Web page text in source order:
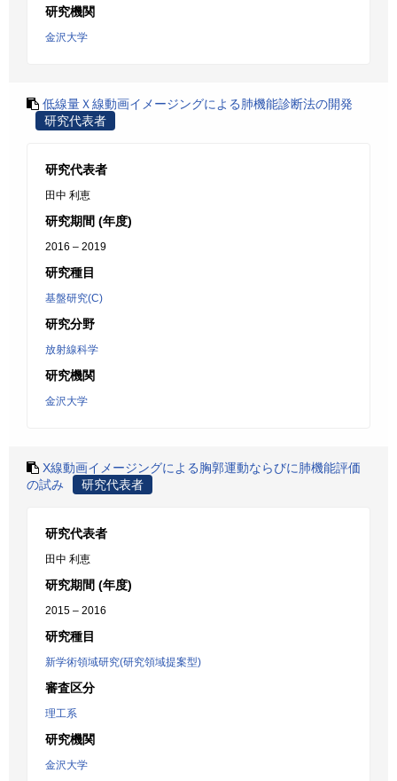
研究機関
金沢大学
低線量Ｘ線動画イメージングによる肺機能診断法の開発
研究代表者
研究代表者
田中 利恵
研究期間 (年度)
2016 – 2019
研究種目
基盤研究(C)
研究分野
放射線科学
研究機関
金沢大学
X線動画イメージングによる胸郭運動ならびに肺機能評価
の試み
研究代表者
研究代表者
田中 利恵
研究期間 (年度)
2015 – 2016
研究種目
新学術領域研究(研究領域提案型)
審査区分
理工系
研究機関
金沢大学